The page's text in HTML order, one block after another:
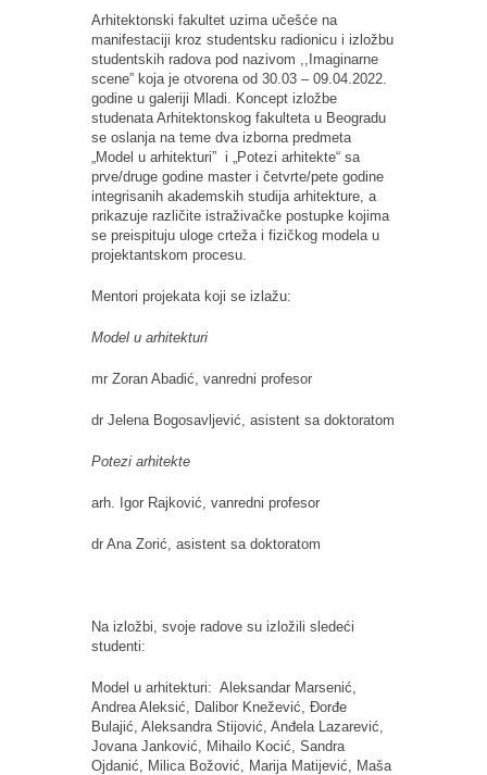
Arhitektonski fakultet uzima učešće na
manifestaciji kroz studentsku radionicu i izložbu
studentskih radova pod nazivom ,,Imaginarne
scene” koja je otvorena od 30.03 – 09.04.2022.
godine u galeriji Mladi. Koncept izložbe
studenata Arhitektonskog fakulteta u Beogradu
se oslanja na teme dva izborna predmeta
„Model u arhitekturi” i „Potezi arhitekte“ sa
prve/druge godine master i četvrte/pete godine
integrisanih akademskih studija arhitekture, a
prikazuje različite istraživačke postupke kojima
se preispituju uloge crteža i fizičkog modela u
projektantskom procesu.
Mentori projekata koji se izlažu:
Model u arhitekturi
mr Zoran Abadić, vanredni profesor
dr Jelena Bogosavljević, asistent sa doktoratom
Potezi arhitekte
arh. Igor Rajković, vanredni profesor
dr Ana Zorić, asistent sa doktoratom
Na izložbi, svoje radove su izložili sledeći
studenti:
Model u arhitekturi: Aleksandar Marsenić,
Andrea Aleksić, Dalibor Knežević, Đorđe
Bulajić, Aleksandra Stijović, Anđela Lazarević,
Jovana Janković, Mihailo Kocić, Sandra
Ojdanić, Milica Božović, Marija Matijević, Maša